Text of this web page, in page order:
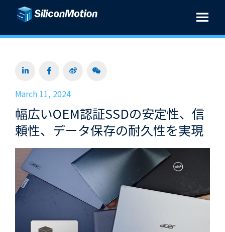
March 11, 2024
幅広いOEM認証SSDの安定性、信
頼性、データ保存の耐久性を実現